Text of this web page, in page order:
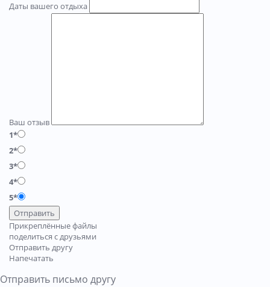
Даты вашего отдыха
Ваш отзыв
1*
2*
3*
4*
5*
Отправить
Прикреплённые файлы
поделиться с друзьями
Отправить другу
Напечатать
Отправить письмо другу